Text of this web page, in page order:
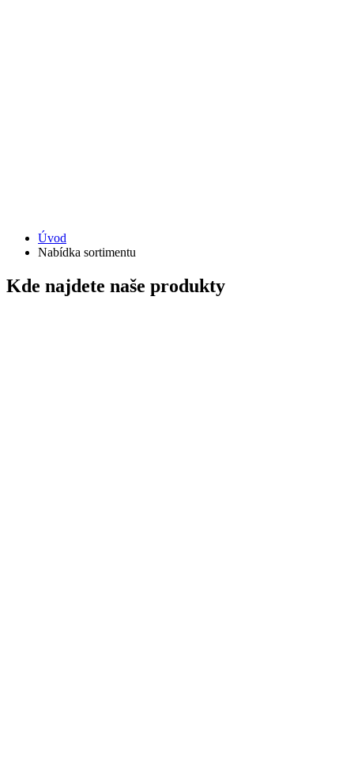
Úvod
Nabídka sortimentu
Kde najdete naše produkty